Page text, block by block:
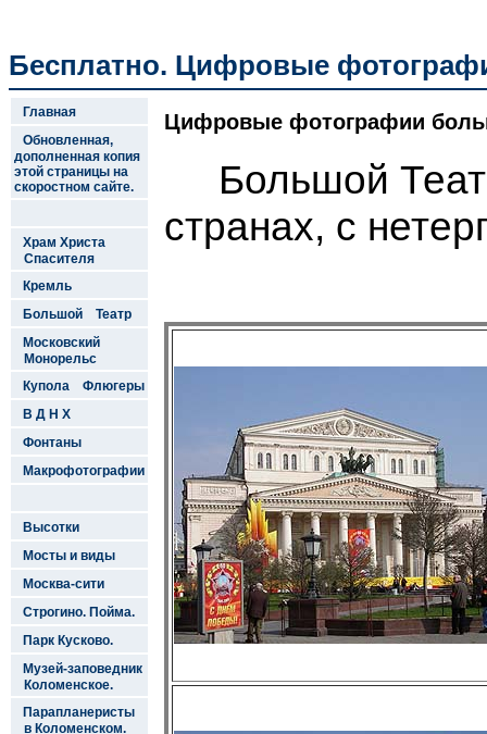
Бесплатно. Цифровые
Главная
Обновленная,
дополненная копия
этой страницы на
скоростном сайте.
Храм Христа
Спасителя
Кремль
Большой Театр
Московский
Монорельс
Купола Флюгеры
В Д Н Х
Фонтаны
Макрофотографии
Высотки
Мосты и виды
Москва-сити
Строгино. Пойма.
Парк Кусково.
Музей-заповедник
Коломенское.
Парапланеристы
в Коломенском.
Цифровые фотографии
Большой
странах, с